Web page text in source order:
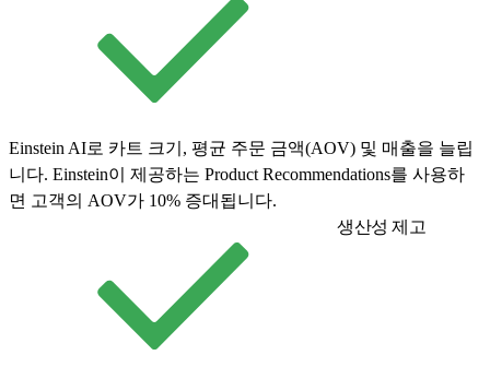
Einstein AI로 카트 크기, 평균 주문 금액(AOV) 및 매출을 늘립
니다. Einstein이 제공하는 Product Recommendations를 사용하
면 고객의 AOV가 10% 증대됩니다.
생산성 제고